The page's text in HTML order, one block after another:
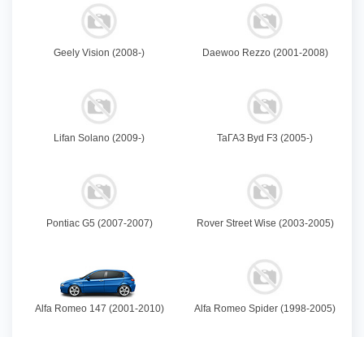
Geely Vision (2008-) Daewoo Rezzo (2001-2008)
Lifan Solano (2009-) ТаГАЗ Byd F3 (2005-)
Pontiac G5 (2007-2007) Rover Street Wise (2003-2005)
Alfa Romeo 147 (2001-2010) Alfa Romeo Spider (1998-2005)